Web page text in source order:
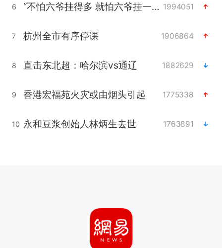
6 “不怕六爷挂得多 就怕六爷挂一颗” 1994051
7 杭州全市有序停课 1906864
8 直击东北超：哈尔滨vs通辽 1882629
9 香港宏福苑火灾或由烟头引起 1775338
10 永和豆浆创始人林炳生去世 1763891